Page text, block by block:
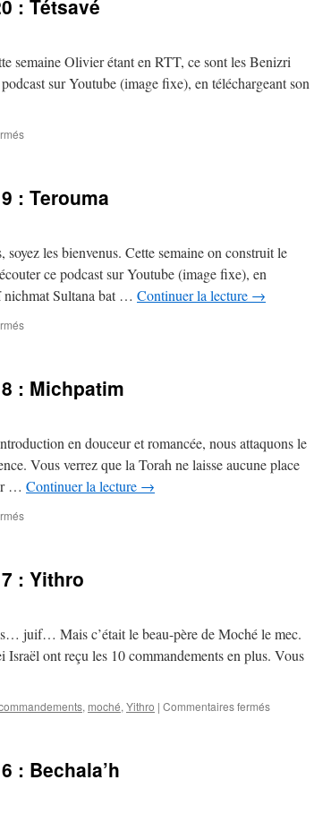
: Tétsavé
semaine Olivier étant en RTT, ce sont les Benizri
sur Youtube (image fixe), en téléchargeant son
sur
la
Tétsavé
: Terouma
les bienvenus. Cette semaine on construit le
ce podcast sur Youtube (image fixe), en
nichmat Sultana bat … Continuer la lecture →
sur
Terouma
: Michpatim
en douceur et romancée, nous attaquons le
Vous verrez que la Torah ne laisse aucune place
… Continuer la lecture →
sur
la
:
Michpatim
: Yithro
juif… Mais c’était le beau-père de Moché le mec.
ont reçu les 10 commandements en plus. Vous
, moché, Yithro | Commentaires ferméssur
: Bechala’h